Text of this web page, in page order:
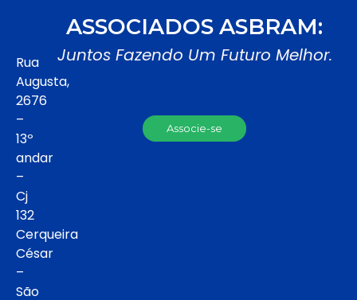
Rua
Augusta,
2676
–
13º
andar
–
Cj
132
Cerqueira
César
–
São
ASSOCIADOS ASBRAM:
Juntos Fazendo Um Futuro Melhor.
Associe-se